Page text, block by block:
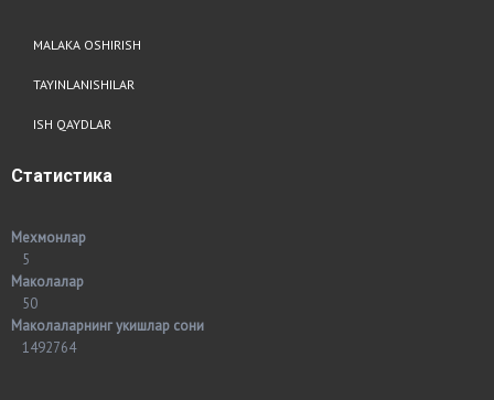
MALAKA OSHIRISH
TAYINLANISHILAR
ISH QAYDLAR
Статистика
Мехмонлар
5
Маколалар
50
Маколаларнинг укишлар сони
1492764